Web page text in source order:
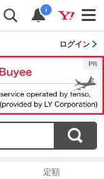
i
ログイン
定額